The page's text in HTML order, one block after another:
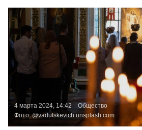
4 марта 2024, 14:42
Общество
Фото:@vadutskevich unsplash.com